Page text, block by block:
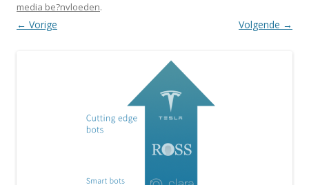
media be?nvloeden.
← Vorige Volgende →